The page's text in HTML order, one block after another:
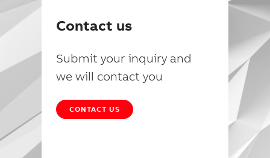
Contact us
Submit your inquiry and
we will contact you
CONTACT US